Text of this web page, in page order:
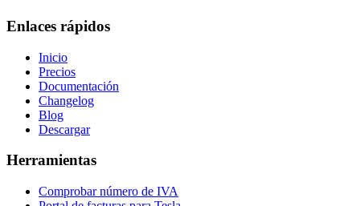
Enlaces rápidos
Inicio
Precios
Documentación
Changelog
Blog
Descargar
Herramientas
Comprobar número de IVA